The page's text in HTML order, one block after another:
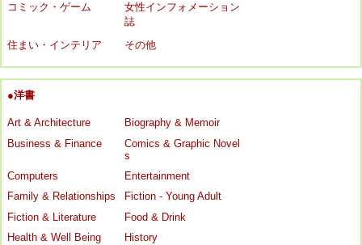
コミック・ゲーム
女性インフォメーション
誌
住まい・インテリア
その他
●洋書
Art & Architecture
Biography & Memoir
Business & Finance
Comics & Graphic Novel
s
Computers
Entertainment
Family & Relationships
Fiction - Young Adult
Fiction & Literature
Food & Drink
Health & Well Being
History